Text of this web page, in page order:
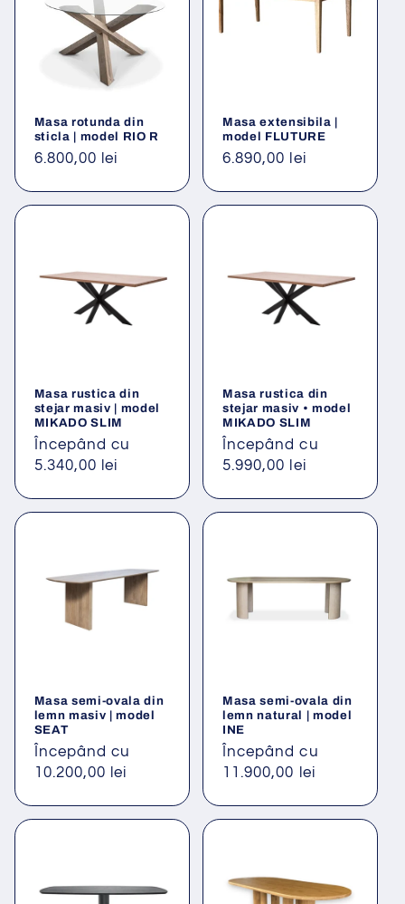
Masa rotunda din
sticla | model RIO R
Preț
6.800,00 lei
Masa extensibila |
model FLUTURE
Preț
6.890,00 lei
Masa rustica din
stejar masiv | model
MIKADO SLIM
Preț
obișnuit
Începând cu
5.340,00 lei
Masa rustica din
stejar masiv • model
MIKADO SLIM
Preț
obișnuit
Începând cu
5.990,00 lei
Masa semi-ovala din
lemn masiv | model
SEAT
Preț
obișnuit
Începând cu
10.200,00 lei
Masa semi-ovala din
lemn natural | model
INE
Preț
obișnuit
Începând cu
11.900,00 lei